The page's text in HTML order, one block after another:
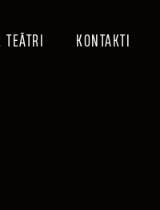
TEĀTRI KONTAKTI